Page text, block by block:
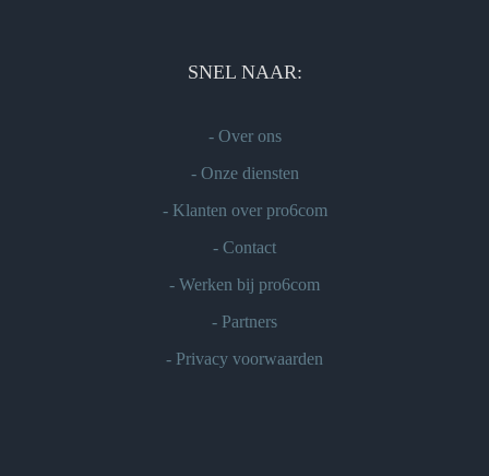
SNEL NAAR:
- Over ons
- Onze diensten
- Klanten over pro6com
- Contact
- Werken bij pro6com
- Partners
- Privacy voorwaarden